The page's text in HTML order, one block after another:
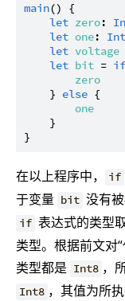
main() {
let zero:
let one:
let voltage
let bit = if
zero
    }
else {
one
    }
在以上程序中， if
于变量 bit 没有
if 表达式的类型
类型。根据前文对
类型都是 Int8 ，
Int8 ，其值为所